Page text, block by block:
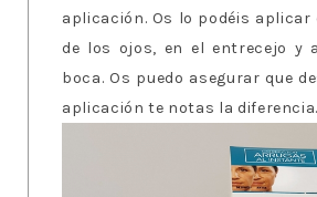
aplicación. Os lo podéis
de los ojos, en el entrecejo y
boca. Os puedo asegurar que
aplicación te notas la diferencia.